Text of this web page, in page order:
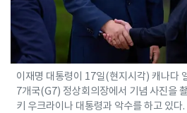
이재명 대통령이 17일(현지시각) 캐나다
7개국(G7) 정상회의장에서 기념 사진을
키 우크라이나 대통령과 악수를 하고 있